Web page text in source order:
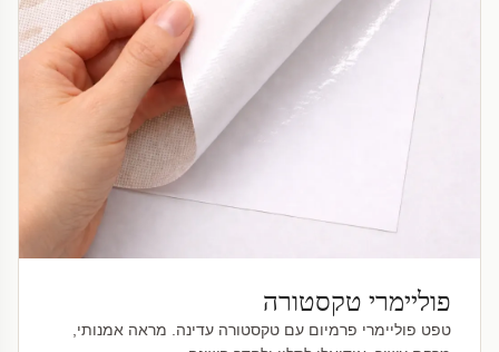
פוליימרי טקסטורה
טפט פוליימרי פרמיום עם טקסטורה עדינה. מראה אמנותי,